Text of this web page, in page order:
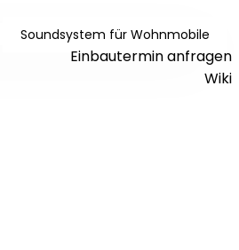
Soundsystem für Wohnmobile
Einbautermin anfragen
Wiki